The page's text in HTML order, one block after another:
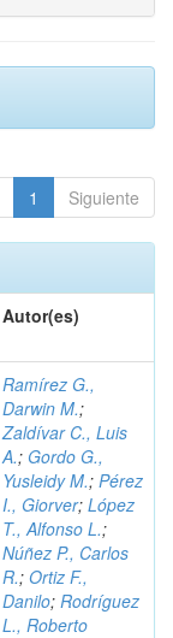
1 Siguiente
Autor(es)
Ramírez G.,
Darwin M.;
Zaldívar C., Luis
A.; Gordo G.,
Yusleidy M.; Pérez
I., Giorver; López
T., Alfonso L.;
Núñez P., Carlos
R.; Ortiz F.,
Danilo; Rodríguez
L., Roberto